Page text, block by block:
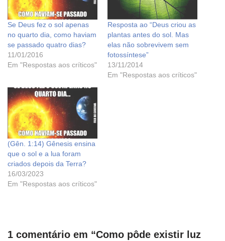
Se Deus fez o sol apenas
no quarto dia, como haviam
se passado quatro dias?
11/01/2016
Em "Respostas aos críticos"
Resposta ao “Deus criou as
plantas antes do sol. Mas
elas não sobrevivem sem
fotossíntese”
13/11/2014
Em "Respostas aos críticos"
(Gên. 1:14) Gênesis ensina
que o sol e a lua foram
criados depois da Terra?
16/03/2023
Em "Respostas aos críticos"
1 comentário em “Como pôde existir luz